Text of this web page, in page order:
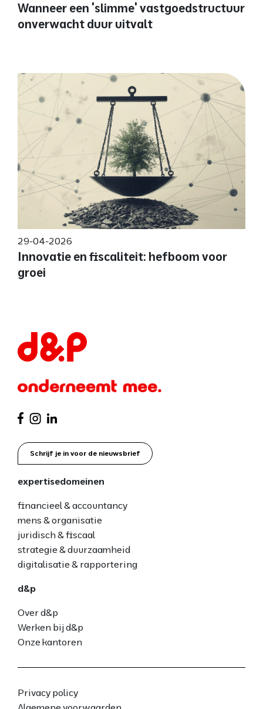
Wanneer een 'slimme' vastgoedstructuur
onverwacht duur uitvalt
29-04-2026
Innovatie en fiscaliteit: hefboom voor
groei
Schrijf je in voor de nieuwsbrief
expertisedomeinen
financieel & accountancy
mens & organisatie
juridisch & fiscaal
strategie & duurzaamheid
digitalisatie & rapportering
d&p
Over d&p
Werken bij d&p
Onze kantoren
Privacy policy